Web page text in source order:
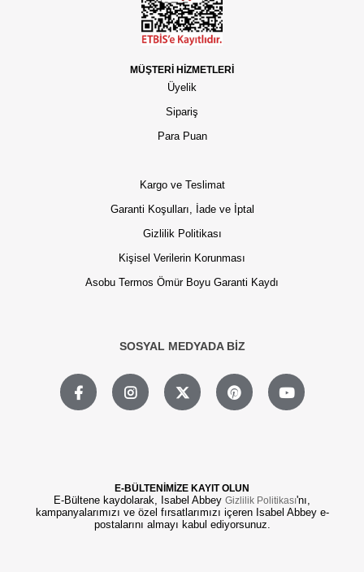
MÜŞTERİ HİZMETLERİ
Üyelik
Sipariş
Para Puan
Kargo ve Teslimat
Garanti Koşulları, İade ve İptal
Gizlilik Politikası
Kişisel Verilerin Korunması
Asobu Termos Ömür Boyu Garanti Kaydı
SOSYAL MEDYADA BİZ
E-BÜLTENİMİZE KAYIT OLUN
E-Bültene kaydolarak, Isabel Abbey Gizlilik Politikası'nı,
kampanyalarımızı ve özel fırsatlarımızı içeren Isabel Abbey e-
postalarını almayı kabul ediyorsunuz.